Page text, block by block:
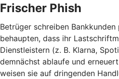
Frischer Phish
Betrüger schreiben
behaupten, dass ihr
Dienstleistern (z. B. Klarna,
demnächst ablaufe und
weisen sie auf dringenden